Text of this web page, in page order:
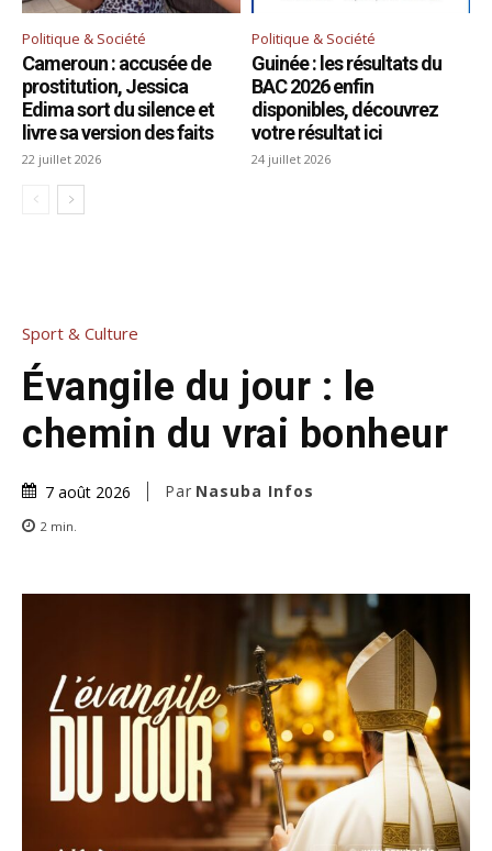
Politique & Société
Cameroun : accusée de
prostitution, Jessica
Edima sort du silence et
livre sa version des faits
22 juillet 2026
Politique & Société
Guinée : les résultats du
BAC 2026 enfin
disponibles, découvrez
votre résultat ici
24 juillet 2026